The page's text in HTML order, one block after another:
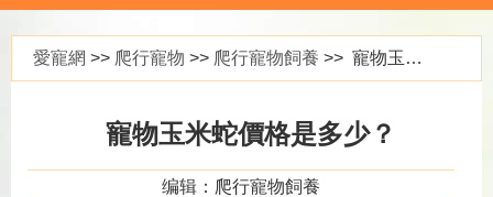
愛寵網 >> 爬行寵物 >> 爬行寵物飼養 >> 寵物玉米蛇價格是多少？
寵物玉米蛇價格是多少？
编辑：爬行寵物飼養